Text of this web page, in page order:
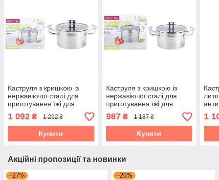
Каструля з кришкою із
нержавіючої сталі для
приготування їжі для
індукції та газу (4.4 л)
Kamille KM-5856
1 092 ₴ 1 292 ₴
Купити
Каструля з кришкою із
нержавіючої сталі для
приготування їжі для
індукції та газу (3,1 л)
Kamille KM-5855
987₴ 1 187 ₴
Купити
для
1
Акційні пропозиції та новинки
–27% –26%